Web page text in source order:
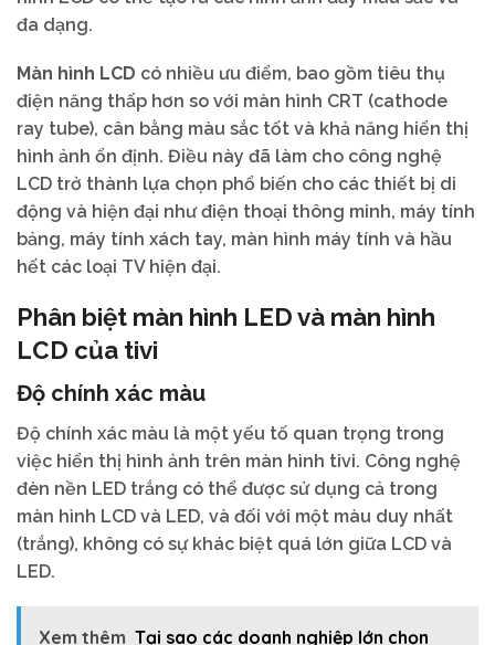
đa dạng.
Màn hình LCD có nhiều ưu điểm, bao gồm tiêu thụ
điện năng thấp hơn so với màn hình CRT (cathode
ray tube), cân bằng màu sắc tốt và khả năng hiển thị
hình ảnh ổn định. Điều này đã làm cho công nghệ
LCD trở thành lựa chọn phổ biến cho các thiết bị di
động và hiện đại như điện thoại thông minh, máy tính
bảng, máy tính xách tay, màn hình máy tính và hầu
hết các loại TV hiện đại.
Phân biệt màn hình LED và màn hình
LCD của tivi
Độ chính xác màu
Độ chính xác màu là một yếu tố quan trọng trong
việc hiển thị hình ảnh trên màn hình tivi. Công nghệ
đèn nền LED trắng có thể được sử dụng cả trong
màn hình LCD và LED, và đối với một màu duy nhất
(trắng), không có sự khác biệt quá lớn giữa LCD và
LED.
Xem thêm Tại sao các doanh nghiệp lớn chọn